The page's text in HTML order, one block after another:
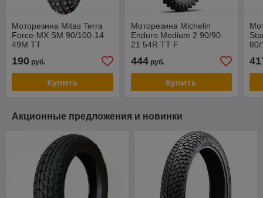
Моторезина Mitas Terra
Force-MX SM 90/100-14
49M TT
190 руб.
Купить
Моторезина Michelin
Enduro Medium 2 90/90-
21 54R TT F
444руб.
Купить
Акционные предложения и новинки